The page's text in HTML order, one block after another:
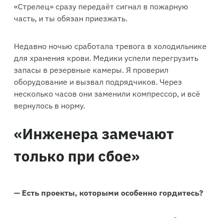
«Стрелец» сразу передаёт сигнал в пожарную
часть, и ты обязан приезжать.
Недавно ночью сработала тревога в холодильнике
для хранения крови. Медики успели перегрузить
запасы в резервные камеры. Я проверил
оборудование и вызвал подрядчиков. Через
несколько часов они заменили компрессор, и всё
вернулось в норму.
«Инженера замечают
только при сбое»
— Есть проекты, которыми особенно гордитесь?